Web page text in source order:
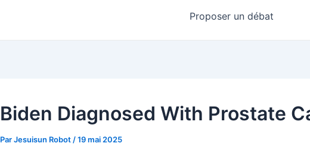
Proposer un débat
Biden Diagnosed With Prostate
ParJesuisun Robot /19 mai 2025